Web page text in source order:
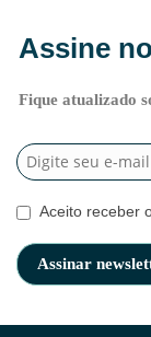
Assine
Fique atualizado
Aceito receber